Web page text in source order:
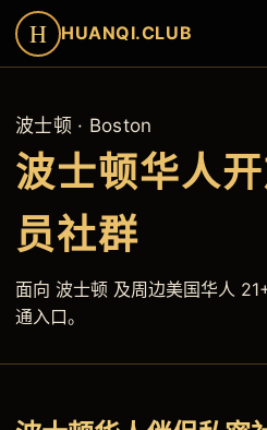
H HUANQI.CLUB
波士顿 · Boston
波士顿华人
员社群
面向 波士顿 及周边美国华人
通入口。